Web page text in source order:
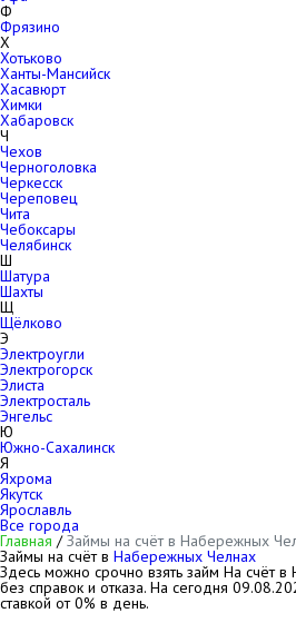
Ф
Фрязино
Х
Хотьково
Ханты-Мансийск
Хасавюрт
Химки
Хабаровск
Ч
Чехов
Черноголовка
Черкесск
Череповец
Чита
Чебоксары
Челябинск
Ш
Шатура
Шахты
Щ
Щёлково
Э
Электроугли
Электрогорск
Элиста
Электросталь
Энгельс
Ю
Южно-Сахалинск
Я
Яхрома
Якутск
Ярославль
Все города
Главная /Займы на счёт в Набережных
Займы на счёт в Набережных Челнах
Здесь можно срочно взять займ На счёт
без справок и отказа. На сегодня
ставкой от 0% в день.